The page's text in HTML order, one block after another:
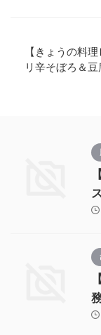
【きょうの料
リ辛そぼろ＆